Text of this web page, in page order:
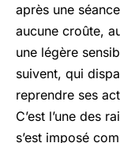
après une
aucune croûte,
une légère
suivent, qui
reprendre ses
C’est l’une des
s’est imposé